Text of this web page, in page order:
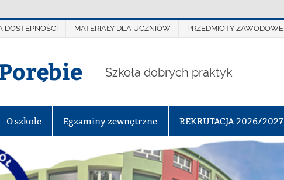
DOSTĘPNOŚCI MATERIAŁY DLA UCZNIÓW PRZEDMIOTY ZAWODOWE
Szkoła dobrych praktyk
O szkole Egzaminy zewnętrzne REKRUTACJA 2026/2027